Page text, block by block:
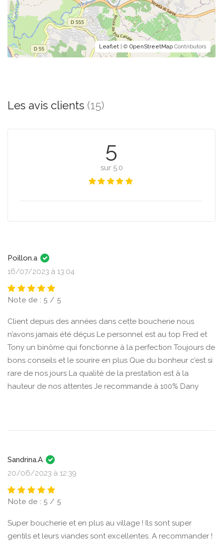
Leaflet | © OpenStreetMap Contributors
Les avis clients (15)
5
sur 5.0
Poillon.a
16/07/2023 à 13:04
Note de : 5 / 5
Client depuis des années dans cette boucherie nous
n’avons jamais été déçus Le personnel est au top Fred et
Tony un binôme qui fonctionne à la perfection Toujours de
bons conseils et le sourire en plus Que du bonheur c’est si
rare de nos jours La qualité de la prestation est à la
hauteur de nos attentes Je recommande à 100% Dany
Sandrina.A
20/06/2023 à 12:39
Note de : 5 / 5
Super boucherie et en plus au village ! Ils sont super
gentils et leurs viandes sont excellentes. A recommander !